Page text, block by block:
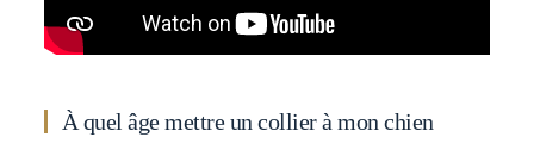
À quel âge mettre un collier à mon chien